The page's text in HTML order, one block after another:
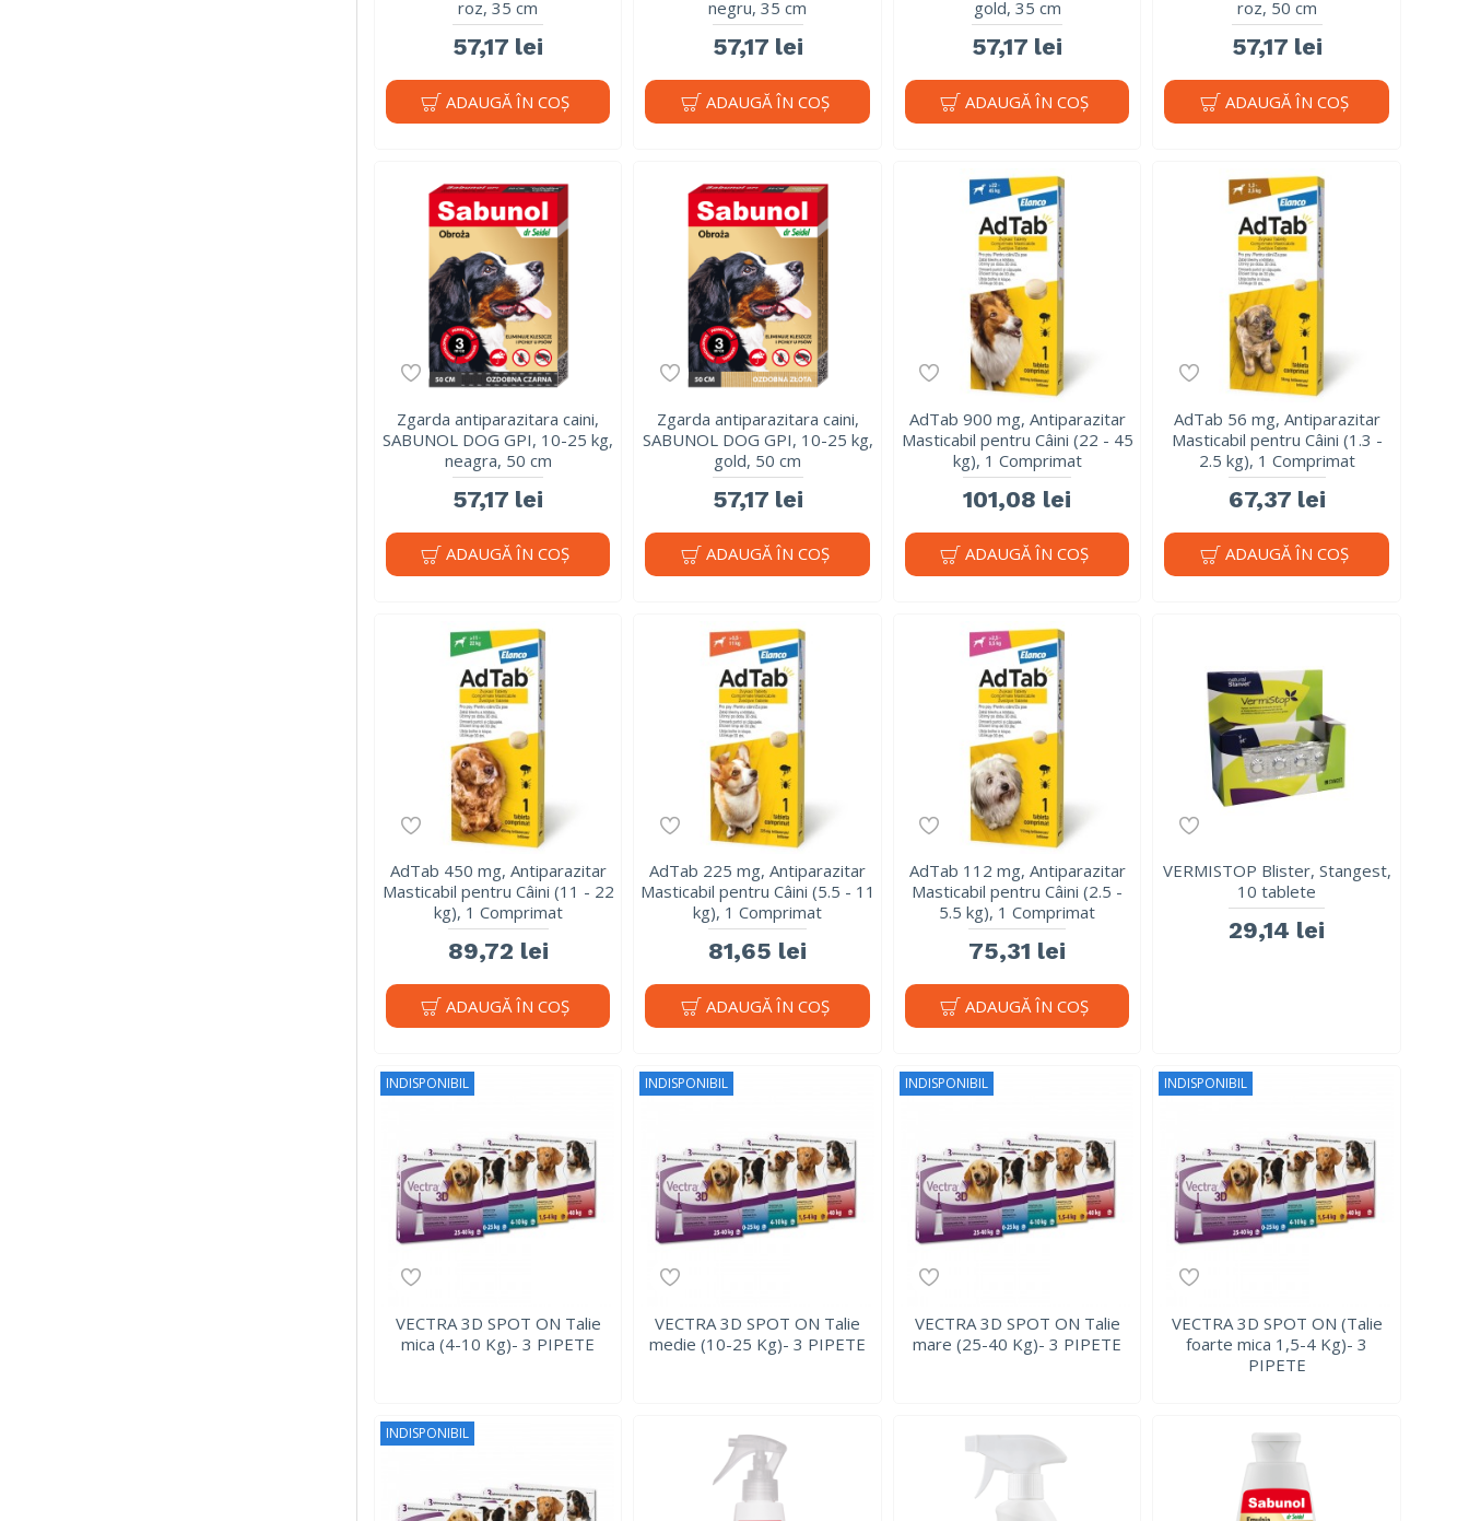
roz, 35 cm
57,17 lei
ADAUGĂ ÎN COŞ
negru, 35 cm
57,17 lei
ADAUGĂ ÎN COŞ
gold, 35 cm
57,17 lei
ADAUGĂ ÎN COŞ
roz, 50 cm
57,17 lei
ADAUGĂ ÎN COŞ
Zgarda antiparazitara caini,
SABUNOL DOG GPI, 10-25 kg,
neagra, 50 cm
57,17 lei
ADAUGĂ ÎN COŞ
Zgarda antiparazitara caini,
SABUNOL DOG GPI, 10-25 kg,
gold, 50 cm
57,17 lei
ADAUGĂ ÎN COŞ
AdTab 900 mg, Antiparazitar
Masticabil pentru Câini (22 - 45
kg), 1 Comprimat
101,08 lei
ADAUGĂ ÎN COŞ
AdTab 56 mg, Antiparazitar
Masticabil pentru Câini (1.3 -
2.5 kg), 1 Comprimat
67,37 lei
ADAUGĂ ÎN COŞ
AdTab 450 mg, Antiparazitar
Masticabil pentru Câini (11 - 22
kg), 1 Comprimat
89,72 lei
ADAUGĂ ÎN COŞ
AdTab 225 mg, Antiparazitar
Masticabil pentru Câini (5.5 - 11
kg), 1 Comprimat
81,65 lei
ADAUGĂ ÎN COŞ
AdTab 112 mg, Antiparazitar
Masticabil pentru Câini (2.5 -
5.5 kg), 1 Comprimat
75,31 lei
ADAUGĂ ÎN COŞ
VERMISTOP Blister, Stangest,
10 tablete
29,14 lei
INDISPONIBIL
VECTRA 3D SPOT ON Talie
mica (4-10 Kg)- 3 PIPETE
INDISPONIBIL
VECTRA 3D SPOT ON Talie
medie (10-25 Kg)- 3 PIPETE
INDISPONIBIL
VECTRA 3D SPOT ON Talie
mare (25-40 Kg)- 3 PIPETE
INDISPONIBIL
VECTRA 3D SPOT ON (Talie
foarte mica 1,5-4 Kg)- 3
PIPETE
INDISPONIBIL